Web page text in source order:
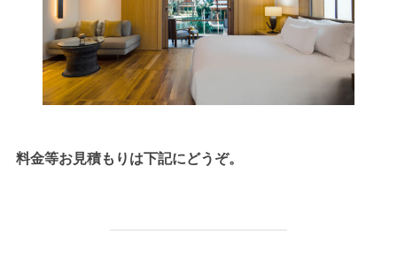
料金等お見積もりは下記にどうぞ。